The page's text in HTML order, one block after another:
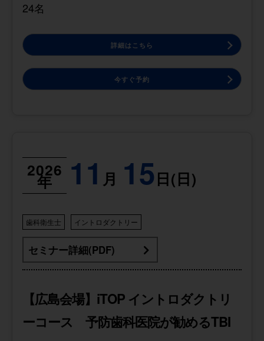
24名
詳細はこちら
今すぐ予約
2026
年 11 月 15日(日)
歯科衛生士 イントロダクトリー
セミナー詳細(PDF)
【広島会場】iTOP イントロダクトリ
ーコース 予防歯科医院が勧めるTBI